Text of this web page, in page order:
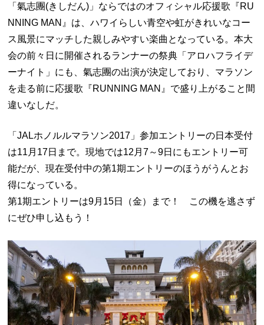
「氣志團(きしだん)」ならではのオフィシャル応援歌 『RU
NNING MAN』 は、ハワイらしい青空や虹がきれいなコー
ス風景にマッチした親しみやすい楽曲となっている。本大
会の前々日に開催されるランナーの祭典「アロハフライデ
ーナイト」にも、氣志團の出演が決定しており、マラソン
を走る前に応援歌『RUNNING MAN』で盛り上がること間
違いなしだ。
「JALホノルルマラソン2017」参加エントリーの日本受付
は11月17日まで。現地では12月7～9日にもエントリー可
能だが、現在受付中の第1期エントリーのほうがうんとお
得になっている。
第1期エントリーは9月15日（金）まで！ この機を逃さず
にぜひ申し込もう！